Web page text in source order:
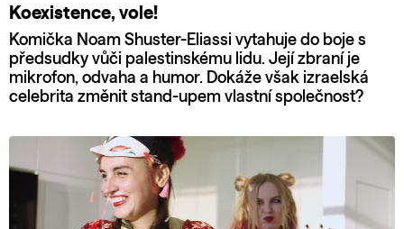
Koexistence, vole!
Komička Noam Shuster-Eliassi vytahuje do boje s
předsudky vůči palestinskému lidu. Její zbraní je
mikrofon, odvaha a humor. Dokáže však izraelská
celebrita změnit stand-upem vlastní společnost?